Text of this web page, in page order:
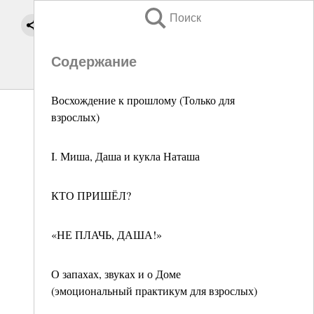
Поиск
Содержание
Восхождение к прошлому (Только для
взрослых)
I. Миша, Даша и кукла Наташа
КТО ПРИШЁЛ?
«НЕ ПЛАЧЬ, ДАША!»
О запахах, звуках и о Доме
(эмоциональный практикум для взрослых)